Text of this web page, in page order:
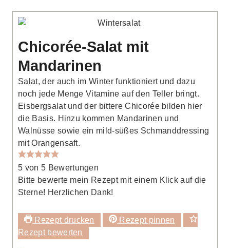
Chicorée-Salat mit
Mandarinen
Salat, der auch im Winter funktioniert und dazu
noch jede Menge Vitamine auf den Teller bringt.
Eisbergsalat und der bittere Chicorée bilden hier
die Basis. Hinzu kommen Mandarinen und
Walnüsse sowie ein mild-süßes Schmanddressing
mit Orangensaft.
5 von 5 Bewertungen
Bitte bewerte mein Rezept mit einem Klick auf die
Sterne! Herzlichen Dank!
Rezept drucken
Rezept pinnen
Rezept bewerten